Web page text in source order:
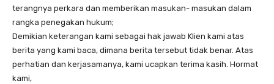
terangnya perkara dan memberikan masukan- masukan dalam
rangka penegakan hukum;
Demikian keterangan kami sebagai hak jawab Klien kami atas
berita yang kami baca, dimana berita tersebut tidak benar. Atas
perhatian dan kerjasamanya, kami ucapkan terima kasih. Hormat
kami,